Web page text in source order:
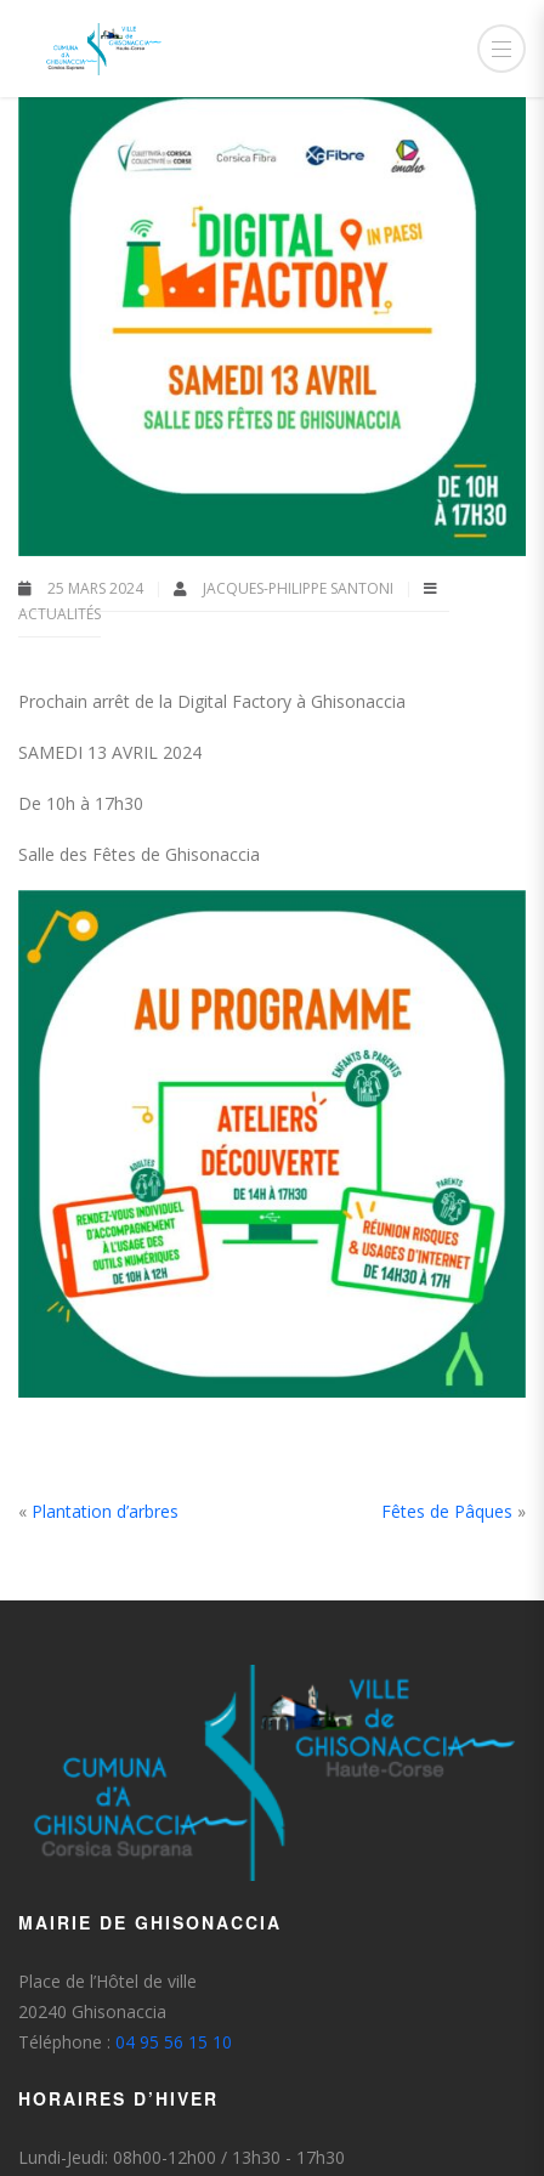
25 MARS 2024
JACQUES-PHILIPPE SANTONI
ACTUALITÉS
Prochain arrêt de la Digital Factory à Ghisonaccia
SAMEDI 13 AVRIL 2024
De 10h à 17h30
Salle des Fêtes de Ghisonaccia
« Plantation d’arbres Fêtes de Pâques »
MAIRIE DE GHISONACCIA
Place de l’Hôtel de ville
20240 Ghisonaccia
Téléphone : 04 95 56 15 10
HORAIRES D’HIVER
Lundi-Jeudi: 08h00-12h00 / 13h30 - 17h30